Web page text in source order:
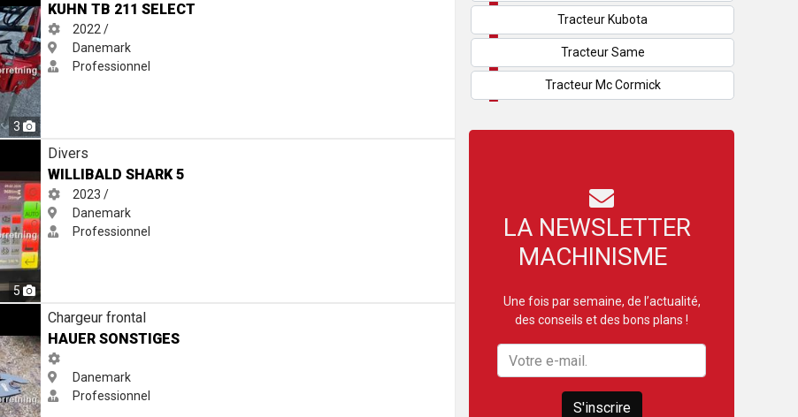
3
KUHN TB 211 SELECT
2022 /
Danemark
Professionnel
5
Divers
WILLIBALD SHARK 5
2023 /
Danemark
Professionnel
Chargeur frontal
HAUER SONSTIGES
Danemark
Professionnel
Tracteur Kubota
Tracteur Same
Tracteur Mc Cormick
LA NEWSLETTER
MACHINISME
Une fois par semaine, de l’actualité,
des conseils et des bons plans !
S'inscrire